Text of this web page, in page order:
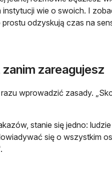
wie o swoich. I
odzyskują czas na
zareagujesz
wprowadzić zasady.
stanie się jedno:
się o wszystkim